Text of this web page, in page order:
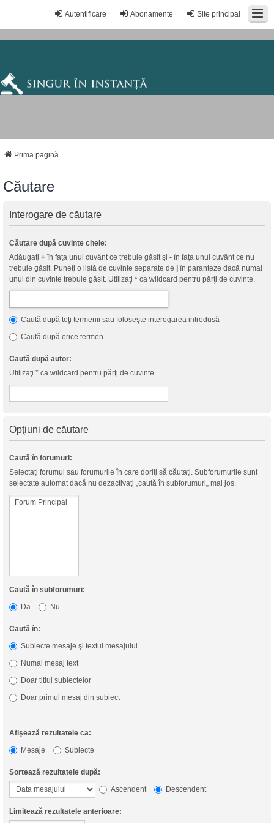
Site principal
Abonamente
Autentificare
Prima pagină
Căutare
Interogare de căutare
Căutare după cuvinte cheie:
Adăugaţi + în faţa unui cuvânt ce trebuie găsit şi - în faţa unui cuvânt ce nu
trebuie găsit. Puneţi o listă de cuvinte separate de
în paranteze dacă numai
unul din cuvinte trebuie găsit. Utilizaţi * ca wildcard pentru părţi de cuvinte.
Caută după toţi termenii sau foloseşte interogarea introdusă
Caută după orice termen
Caută după autor:
Utilizaţi * ca wildcard pentru părţi de cuvinte.
Opţiuni de căutare
Caută în forumuri:
Selectaţi forumul sau forumurile în care doriţi să căutaţi. Subforumurile sunt
selectate automat dacă nu dezactivaţi „caută în subforumuri„ mai jos.
Caută în subforumuri:
Da
Nu
Caută în:
Subiecte mesaje şi textul mesajului
Numai mesaj text
Doar titlul subiectelor
Doar primul mesaj din subiect
Afişează rezultatele ca:
Mesaje
Subiecte
Sortează rezultatele după:
Ascendent
Descendent
Limitează rezultatele anterioare: